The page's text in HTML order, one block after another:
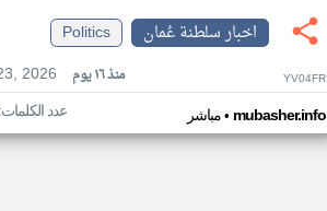
اخبار سلطنة عُمان
Politics
2026
منذ ١٦ يوم YV04FR
مباشر• mubasher.info عدد الكلمات: ١٨٣